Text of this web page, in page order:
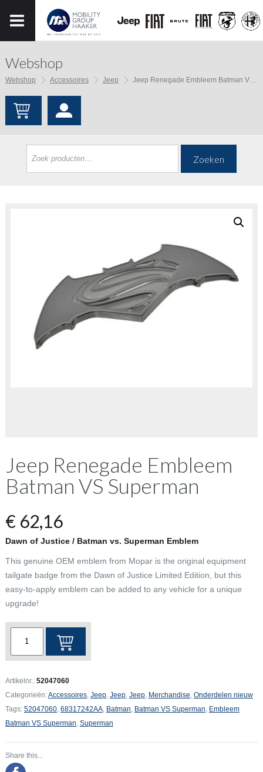
Webshop
Webshop Accessoires Jeep Jeep Renegade Embleem Batman VS Superman
Zoeken
Jeep Renegade Embleem
Batman VS Superman
€62,16
Dawn of Justice / Batman vs. Superman Emblem
This genuine OEM emblem from Mopar is the original equipment
tailgate badge from the Dawn of Justice Limited Edition, but this
easy-to-apply emblem can be added to any vehicle for a unique
upgrade!
Embleem
Batman
VS
Superman
aantal
Artikelnr.: 52047060
Categorieën:Accessoires, Jeep, Jeep, Jeep, Merchandise Onderdelen nieuw
Tags: 52047060, 68317242AA, Batman Batman VS Superman Embleem
Batman VS Superman Superman
Share this...